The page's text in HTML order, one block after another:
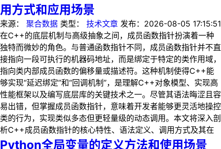
用方式和应用场景
来源： 聚合数据 类型： 技术文章 发布： 2026-08-05 17:15:51
在C++的底层机制与高级抽象之间，成员函数指针扮演着一种
独特而微妙的角色。与普通函数指针不同，成员函数指针并不直
接指向一段可执行的机器码地址，而是绑定于特定的类作用域，
指向类内部成员函数的偏移量或描述符。这种机制使得C++能
够实现“延迟绑定”和“回调机制”，是理解C++对象模型、实现高
性能框架以及编写底层库的关键技术之一。尽管其语法晦涩且容
易出错，但掌握成员函数指针，意味着开发者能够更灵活地操控
类的行为，实现类似多态但更轻量级的动态调用。本文将深入剖
析C++成员函数指针的核心特性、语法定义、调用方式及其在
Python全局变量的定义方法和使用场景